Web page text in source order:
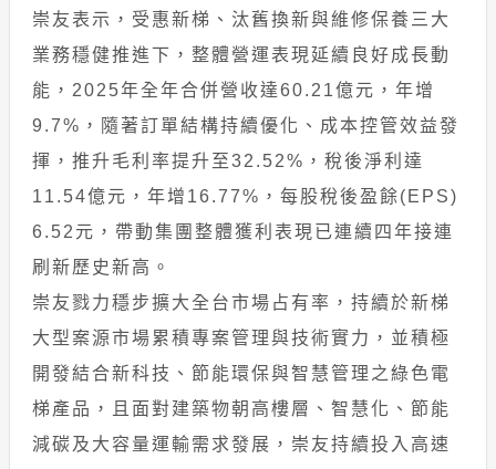
崇友表示，受惠新梯、汰舊換新與維修保養三大
業務穩健推進下，整體營運表現延續良好成長動
能，2025年全年合併營收達60.21億元，年增
9.7%，隨著訂單結構持續優化、成本控管效益發
揮，推升毛利率提升至32.52%，稅後淨利達
11.54億元，年增16.77%，每股稅後盈餘(EPS)
6.52元，帶動集團整體獲利表現已連續四年接連
刷新歷史新高。
崇友戮力穩步擴大全台市場占有率，持續於新梯
大型案源市場累積專案管理與技術實力，並積極
開發結合新科技、節能環保與智慧管理之綠色電
梯產品，且面對建築物朝高樓層、智慧化、節能
減碳及大容量運輸需求發展，崇友持續投入高速